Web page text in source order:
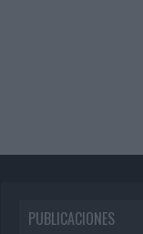
PUBLICACIONES